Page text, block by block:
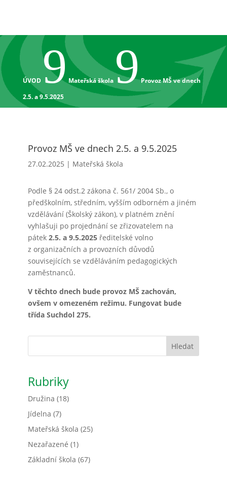
ÚVOD9 Mateřská škola9Provoz MŠ ve dnech
2.5. a 9.5.2025
Provoz MŠ ve dnech 2.5. a 9.5.2025
27.02.2025 | Mateřská škola
Podle § 24 odst.2 zákona č. 561/ 2004 Sb., o
předškolním, středním, vyšším odborném a jiném
vzdělávání (Školský zákon), v platném znění
vyhlašuji po projednání se zřizovatelem na
pátek2.5. a 9.5.2025ředitelské volno
z organizačních a provozních důvodů
souvisejících se vzděláváním pedagogických
zaměstnanců.
V těchto dnech bude provoz MŠ zachován,
ovšem v omezeném režimu. Fungovat bude
třída Suchdol 275.
Hledat
Rubriky
Družina (18)
Jídelna (7)
Mateřská škola (25)
Nezařazené (1)
Základní škola (67)